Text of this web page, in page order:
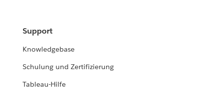
Support
Knowledgebase
Schulung und Zertifizierung
Tableau-Hilfe